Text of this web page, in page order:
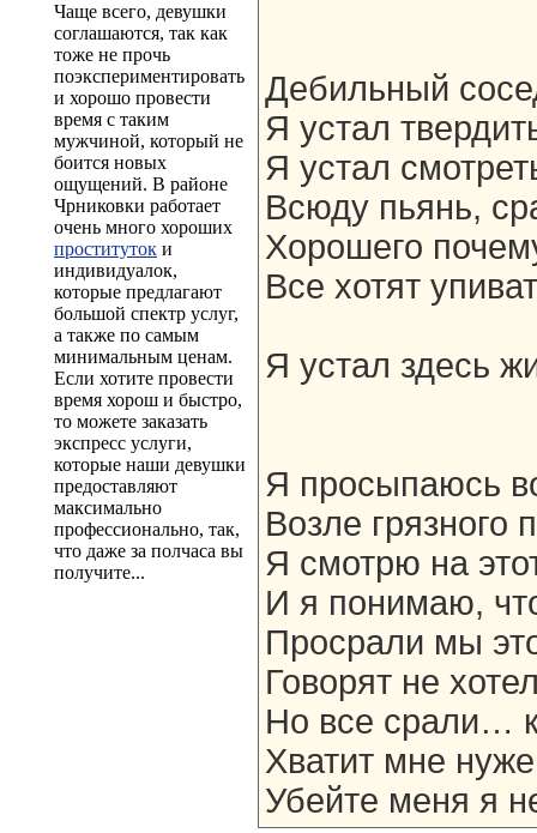
Чаще всего, девушки
соглашаются, так как
тоже не прочь
поэкспериментировать
и хорошо провести
время с таким
мужчиной, который не
боится новых
ощущений. В районе
Чрниковки работает
очень много хороших
проституток и
индивидуалок,
которые предлагают
большой спектр услуг,
а также по самым
минимальным ценам.
Если хотите провести
время хорош и быстро,
то можете заказать
экспресс услуги,
которые наши девушки
предоставляют
максимально
профессионально, так,
что даже за полчаса вы
получите...
Дебильный
Я устал
Я устал
Всюду пьянь,
Хорошего
Все хотят
Я устал здесь
Я просыпаюсь
Возле грязного
Я смотрю на
И я понимаю,
Просрали мы
Говорят не
Но все срали…
Хватит мне
Убейте меня я